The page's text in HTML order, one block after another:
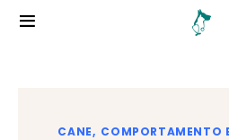
CANE COMPORTAMENTO